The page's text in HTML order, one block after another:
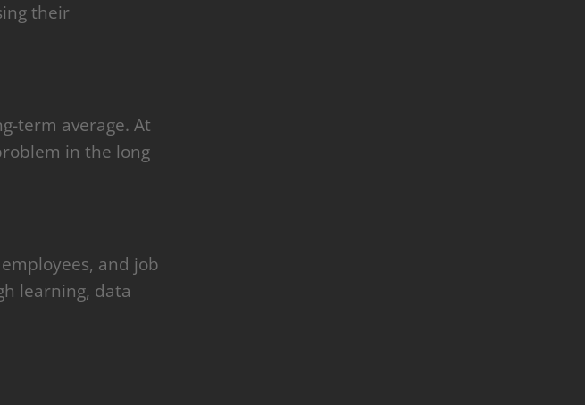
their
term average. At
in the long
and job
learning, data